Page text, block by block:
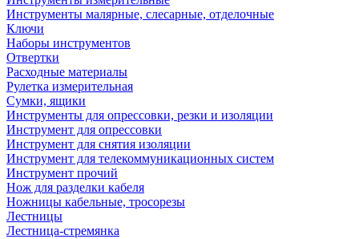
Инструменты малярные, слесарные, отделочные
Ключи
Наборы инструментов
Отвертки
Расходные материалы
Рулетка измерительная
Сумки, ящики
Инструменты для опрессовки, резки и изоляции
Инструмент для опрессовки
Инструмент для снятия изоляции
Инструмент для телекоммуникационных систем
Инструмент прочий
Нож для разделки кабеля
Ножницы кабельные, тросорезы
Лестницы
Лестница-стремянка